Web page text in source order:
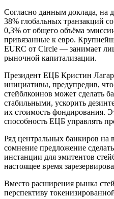
Согласно данным доклада, на
38% глобальных транзакций
0,3% от общего объёма
привязанные к евро.
EURC от Circle — занимает
рыночной капитализации.
Президент ЕЦБ Кристин
инициативы, предупредив,
стейблкоинов может сделать
стабильными, ускорить
их стоимость фондирования.
способность ЕЦБ управлять
Ряд центральных банкиров на
сомнение предложение
инстанции для эмитентов
настоящее время
Вместо расширения рынка
перспективу